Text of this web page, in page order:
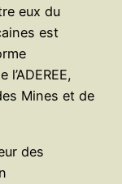
eux du
est
Mines et de
des